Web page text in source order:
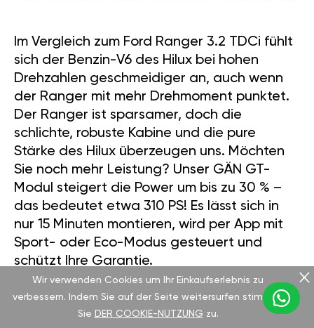
Im Vergleich zum Ford Ranger 3.2 TDCi fühlt
sich der Benzin-V6 des Hilux bei hohen
Drehzahlen geschmeidiger an, auch wenn
der Ranger mit mehr Drehmoment punktet.
Der Ranger ist sparsamer, doch die
schlichte, robuste Kabine und die pure
Stärke des Hilux überzeugen uns. Möchten
Sie noch mehr Leistung? Unser GÄN GT-
Modul steigert die Power um bis zu 30 % –
das bedeutet etwa 310 PS! Es lässt sich in
nur 15 Minuten montieren, wird per App mit
Sport- oder Eco-Modus gesteuert und
schützt Ihre Garantie.
Haben Sie jemals einen Pickup so zum Leben
Wir verwenden Cookies um Ihr Einkaufserlebnis zu
verbessern. Indem Sie auf der Seite weitersurfen stimmen
Sie DER COOKIE-NUTZUNG zu.